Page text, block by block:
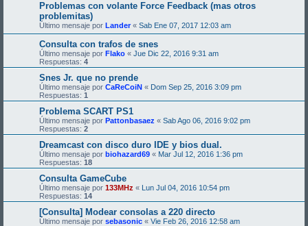
Problemas con volante Force Feedback (mas otros
problemitas)
Último mensaje por Lander« Sab Ene 07, 2017 12:03 am
Consulta con trafos de snes
Último mensaje por Flako « Jue Dic 22, 2016 9:31 am
Respuestas: 4
Snes Jr. que no prende
Último mensaje por CaReCoiN « Dom Sep 25, 2016 3:09 pm
Respuestas: 1
Problema SCART PS1
Último mensaje por Pattonbasaez « Sab Ago 06, 2016 9:02 pm
Respuestas: 2
Dreamcast con disco duro IDE y bios dual.
Último mensaje por biohazard69 « Mar Jul 12, 2016 1:36 pm
Respuestas: 18
Consulta GameCube
Último mensaje por 133MHz « Lun Jul 04, 2016 10:54 pm
Respuestas: 14
[Consulta] Modear consolas a 220 directo
Último mensaje por sebasonic « Vie Feb 26, 2016 12:58 am